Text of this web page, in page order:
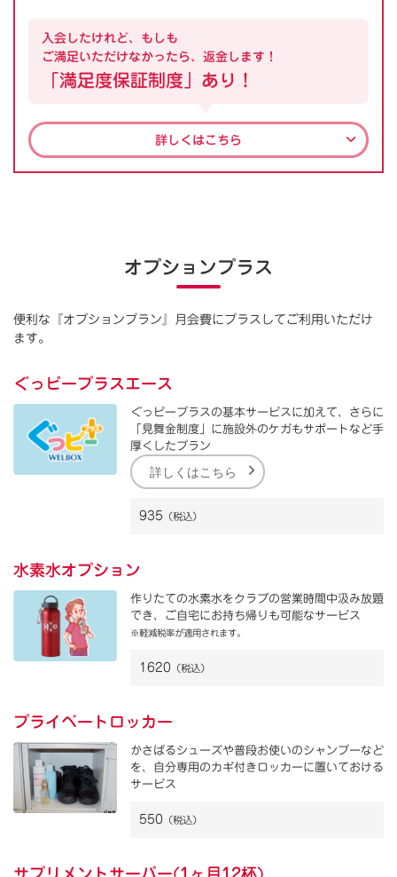
入会したけれど、もしも
ご満足いただけなかったら、返金します！
「満足度保証制度」あり！
詳しくはこちら
オプションプラス
便利な『オプションプラン』月会費にプラスしてご利用いただけ
ます。
ぐっピープラスエース
ぐっピープラスの基本サービスに加えて、さらに
「見舞金制度」に施設外のケガもサポートなど手
厚くしたプラン
詳しくはこちら
935 （税込）
水素水オプション
作りたての水素水をクラブの営業時間中汲み放題
でき、ご自宅にお持ち帰りも可能なサービス
※軽減税率が適用されます。
1620 （税込）
プライベートロッカー
かさばるシューズや普段お使いのシャンプーなど
を、自分専用のカギ付きロッカーに置いておける
サービス
550 （税込）
サプリメントサーバー(1ヶ月12杯)